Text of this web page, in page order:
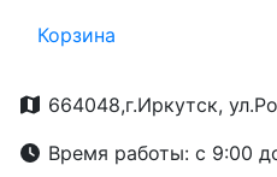
Корзина
664048,г.Иркутск,
Время работы: с 9:00